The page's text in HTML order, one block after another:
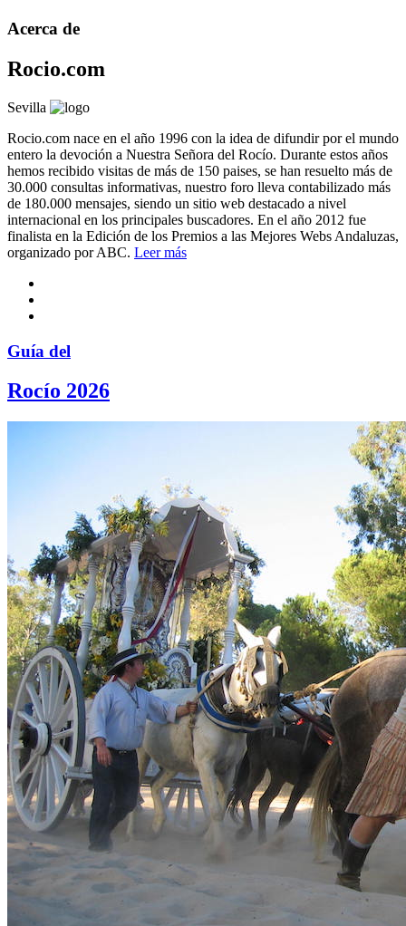
Acerca de
Rocio.com
Sevilla
Rocio.com nace en el año 1996 con la idea de difundir por el mundo
entero la devoción a Nuestra Señora del Rocío. Durante estos años
hemos recibido visitas de más de 150 paises, se han resuelto más de
30.000 consultas informativas, nuestro foro lleva contabilizado más
de 180.000 mensajes, siendo un sitio web destacado a nivel
internacional en los principales buscadores. En el año 2012 fue
finalista en la Edición de los Premios a las Mejores Webs Andaluzas,
organizado por ABC. Leer más
Guía del
Rocío 2026